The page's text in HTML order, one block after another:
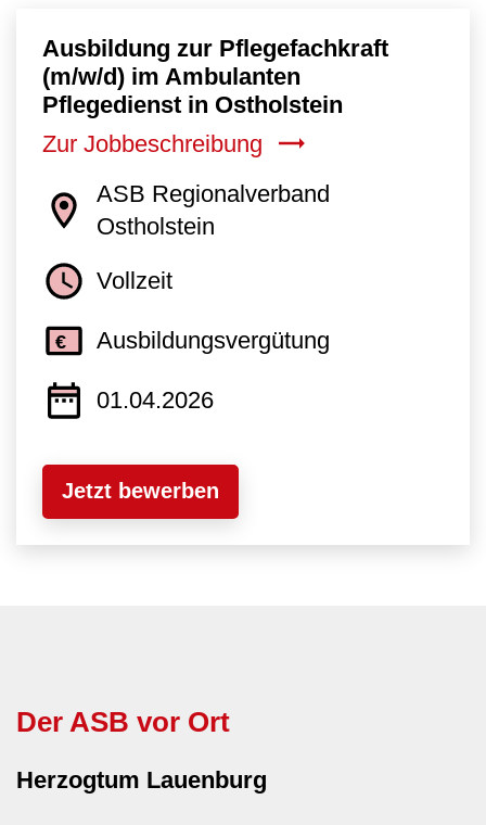
Ausbildung zur Pflegefachkraft
(m/w/d) im Ambulanten
Pflegedienst in Ostholstein
Zur Jobbeschreibung
ASB Regionalverband
Ostholstein
Vollzeit
Ausbildungsvergütung
01.04.2026
Jetzt bewerben
Der ASB vor Ort
Herzogtum Lauenburg